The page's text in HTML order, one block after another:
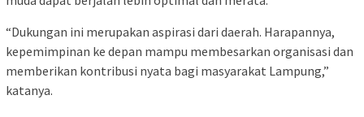
“Dukungan ini merupakan aspirasi dari daerah. Harapannya,
kepemimpinan ke depan mampu membesarkan organisasi dan
memberikan kontribusi nyata bagi masyarakat Lampung,”
katanya.